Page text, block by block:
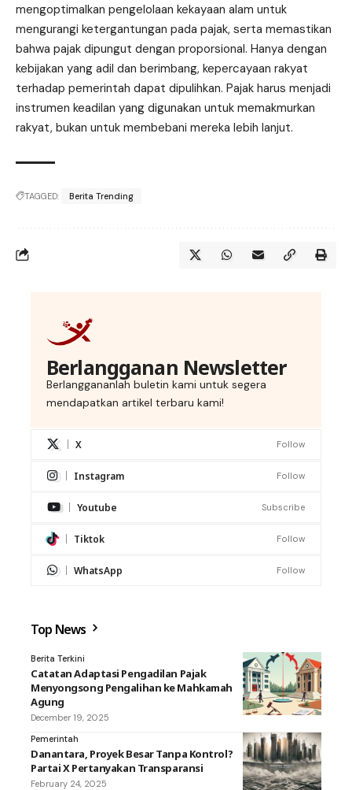
mengoptimalkan pengelolaan kekayaan alam untuk
mengurangi ketergantungan pada pajak, serta memastikan
bahwa pajak dipungut dengan proporsional. Hanya dengan
kebijakan yang adil dan berimbang, kepercayaan rakyat
terhadap pemerintah dapat dipulihkan. Pajak harus menjadi
instrumen keadilan yang digunakan untuk memakmurkan
rakyat, bukan untuk membebani mereka lebih lanjut.
TAGGED: Berita Trending
Berlangganan Newsletter
Berlanggananlah buletin kami untuk segera
mendapatkan artikel terbaru kami!
X Follow
Instagram Follow
Youtube Subscribe
Tiktok Follow
WhatsApp Follow
Top News
Berita Terkini
Catatan Adaptasi Pengadilan Pajak
Menyongsong Pengalihan ke Mahkamah
Agung
December 19, 2025
Pemerintah
Danantara, Proyek Besar Tanpa Kontrol?
Partai X Pertanyakan Transparansi
February 24, 2025